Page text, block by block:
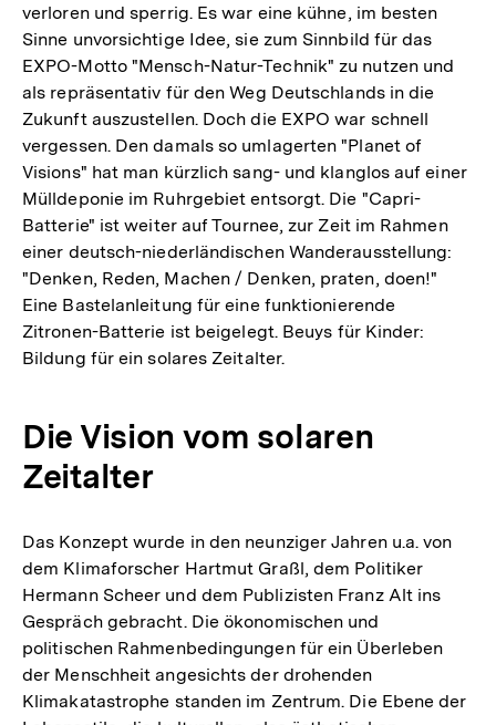
verloren und sperrig. Es war eine kühne, im besten
Sinne unvorsichtige Idee, sie zum Sinnbild für das
EXPO-Motto "Mensch-Natur-Technik" zu nutzen und
als repräsentativ für den Weg Deutschlands in die
Zukunft auszustellen. Doch die EXPO war schnell
vergessen. Den damals so umlagerten "Planet of
Visions" hat man kürzlich sang- und klanglos auf einer
Mülldeponie im Ruhrgebiet entsorgt. Die "Capri-
Batterie" ist weiter auf Tournee, zur Zeit im Rahmen
einer deutsch-niederländischen Wanderausstellung:
"Denken, Reden, Machen / Denken, praten, doen!"
Eine Bastelanleitung für eine funktionierende
Zitronen-Batterie ist beigelegt. Beuys für Kinder:
Bildung für ein solares Zeitalter.
Die Vision vom solaren
Zeitalter
Das Konzept wurde in den neunziger Jahren u.a. von
dem Klimaforscher Hartmut Graßl, dem Politiker
Hermann Scheer und dem Publizisten Franz Alt ins
Gespräch gebracht. Die ökonomischen und
politischen Rahmenbedingungen für ein Überleben
der Menschheit angesichts der drohenden
Klimakatastrophe standen im Zentrum. Die Ebene der